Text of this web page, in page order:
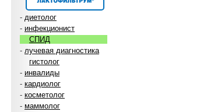
- диетолог
- инфекционист
СПИД
- лучевая диагностика
гистолог
- инвалиды
- кардиолог
- косметолог
- маммолог